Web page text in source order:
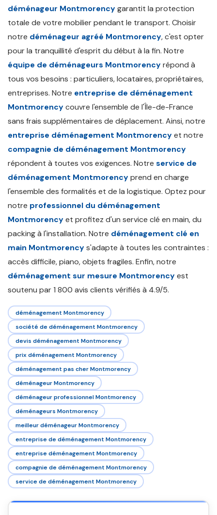
déménageur Montmorencygarantit la protection
totale de votre mobilier pendant le transport. Choisir
notre déménageur agréé Montmorency, c'est opter
pour la tranquillité d'esprit du début à la fin. Notre
équipe de déménageurs Montmorencyrépond à
tous vos besoins : particuliers, locataires, propriétaires,
entreprises. Notre entreprise de déménagement
Montmorencycouvre l'ensemble de l'Île-de-France
sans frais supplémentaires de déplacement. Ainsi, notre
entreprise déménagement Montmorencyet notre
compagnie de déménagement Montmorency
répondent à toutes vos exigences. Notre service de
déménagement Montmorencyprend en charge
l'ensemble des formalités et de la logistique. Optez pour
notre professionnel du déménagement
Montmorencyet profitez d'un service clé en main, du
packing à l'installation. Notre déménagement clé en
main Montmorencys'adapte à toutes les contraintes :
accès difficile, piano, objets fragiles. Enfin, notre
déménagement sur mesure Montmorencyest
soutenu par 1 800 avis clients vérifiés à 4.9/5.
déménagement Montmorency
société de déménagement Montmorency
devis déménagement Montmorency
prix déménagement Montmorency
déménagement pas cher Montmorency
déménageur Montmorency
déménageur professionnel Montmorency
déménageurs Montmorency
meilleur déménageur Montmorency
entreprise de déménagement Montmorency
entreprise déménagement Montmorency
compagnie de déménagement Montmorency
service de déménagement Montmorency